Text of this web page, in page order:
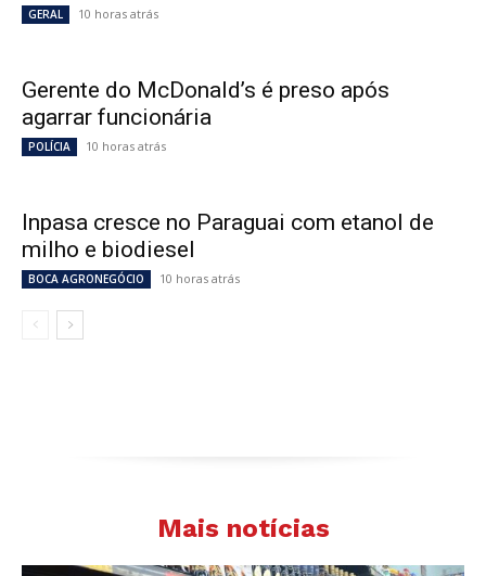
GERAL 10 horas atrás
Gerente do McDonald’s é preso após
agarrar funcionária
POLÍCIA 10 horas atrás
Inpasa cresce no Paraguai com etanol de
milho e biodiesel
BOCA AGRONEGÓCIO 10 horas atrás
Mais notícias